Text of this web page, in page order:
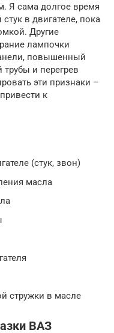
Я сама долгое время
в двигателе, пока
Другие
лампочки
повышенный
и перегрев
эти признаки –
к
(стук, звон)
масла
стружки в масле
ВАЗ